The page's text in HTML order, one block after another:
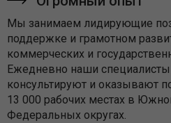
Мы занимаем лидирующие
поддержке и грамотном
коммерческих и
Ежедневно наши
консультируют и оказывают
13 000 рабочих местах в
Федеральных округах.